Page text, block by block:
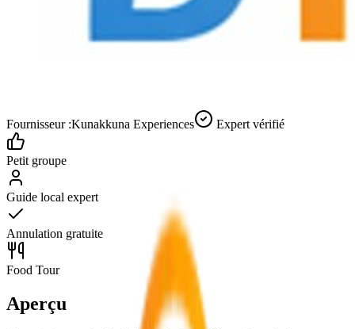
Fournisseur :Kunakkuna Experiences Expert vérifié
Petit groupe
Guide local expert
Annulation gratuite
Food Tour
Aperçu